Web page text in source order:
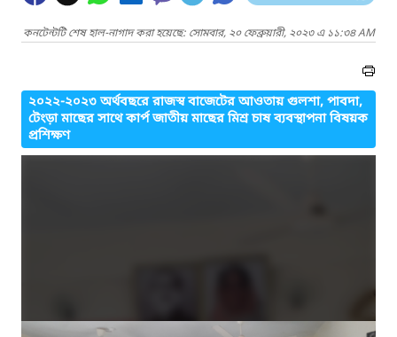
কনটেন্টটি শেষ হাল-নাগাদ করা হয়েছে: সোমবার, ২০ ফেব্রুয়ারী, ২০২৩ এ ১১:৩৪ AM
২০২২-২০২৩ অর্থবছরে রাজস্ব বাজেটের আওতায় গুলশা, পাবদা,
টেংড়া মাছের সাথে কার্প জাতীয় মাছের মিশ্র চাষ ব্যবস্থাপনা বিষয়ক
প্রশিক্ষণ